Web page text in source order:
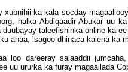
ka kala socday
halka Abdiqaadir Abukar uu
taleefishinka online-ka
ahaa, isagoo dhinaca kalena ka
loo dareeray salaaddii
uu ururka ka furay magaallada